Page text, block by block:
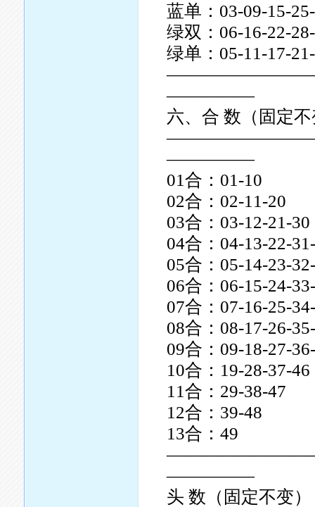
蓝单：03-09-15-
绿双：06-16-22-
绿单：05-11-17-
—————
六、合 数（固定
—————
01合：01-10
02合：02-11-20
03合：03-12-21-30
04合：04-13-22-
05合：05-14-23-
06合：06-15-24-
07合：07-16-25-
08合：08-17-26-
09合：09-18-27-
10合：19-28-37-46
11合：29-38-47
12合：39-48
13合：49
—————
头 数（固定不变